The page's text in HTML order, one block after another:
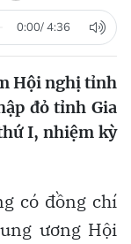
0:00/4:36
Hội nghị tỉnh
đỏ tỉnh Gia
I, nhiệm kỳ
có đồng chí
ương Hội